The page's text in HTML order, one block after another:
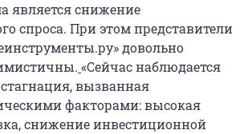
является снижение
спроса. При этом представители
довольно
«Сейчас наблюдается
вызванная
факторами: высокая
снижение инвестиционной